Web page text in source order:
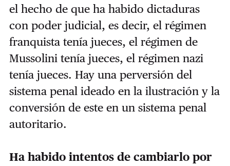
el hecho de que ha habido dictaduras
con poder judicial, es decir, el régimen
franquista tenía jueces, el régimen de
Mussolini tenía jueces, el régimen nazi
tenía jueces. Hay una perversión del
sistema penal ideado en la ilustración y la
conversión de este en un sistema penal
autoritario.
Ha habido intentos de cambiarlo por